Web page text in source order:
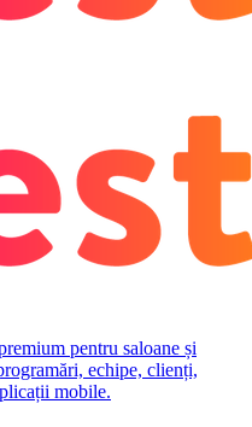
pentru saloane și
echipe, clienți,
mobile.